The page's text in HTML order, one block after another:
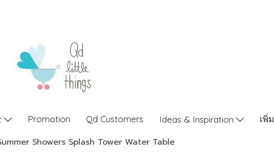
Promotion Qd Customers Ideas & Inspiration เพิ่
Showers Splash Tower Water Table